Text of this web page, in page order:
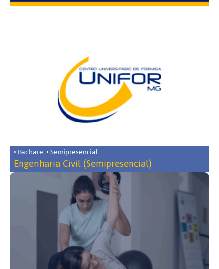
• Bacharel • Semipresencial
Engenharia Civil (Semipresencial)